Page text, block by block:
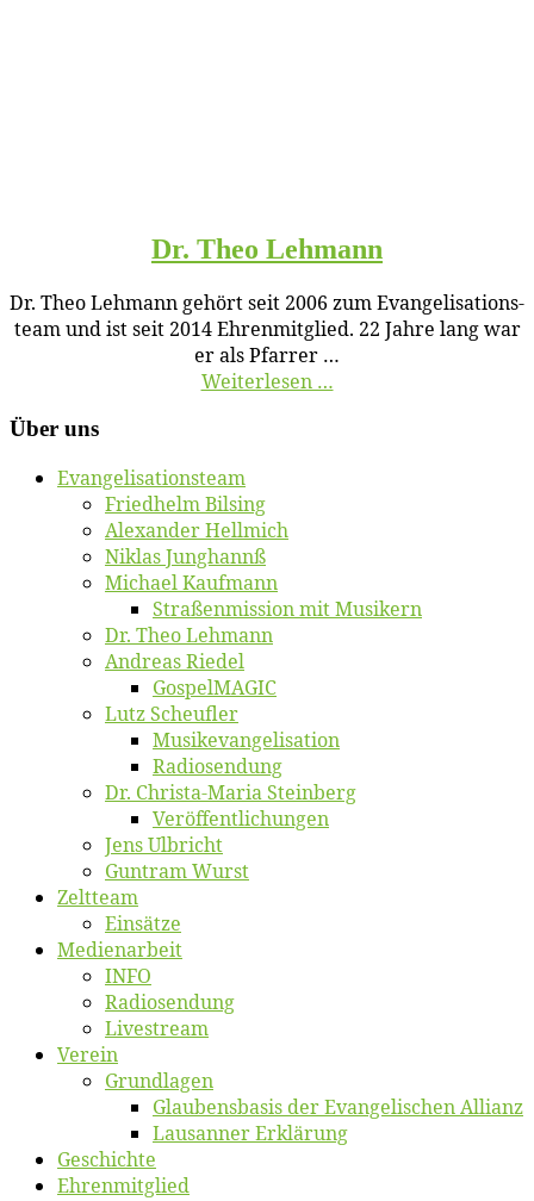
Dr. Theo Lehmann
Dr. Theo Leh­mann ge­hört seit 2006 zum Evan­ge­li­sa­ti­ons­
team und ist seit 2014 Eh­ren­mit­glied. 22 Jah­re lang war
er als Pfar­rer …
Wei­ter­le­sen …
Über uns
Evan­ge­li­sa­ti­ons­team
Fried­helm Bilsing
Alex­an­der Hellmich
Ni­klas Junghannß
Mi­cha­el Kaufmann
Stra­ßen­mis­si­on mit Musikern
Dr. Theo Lehmann
An­dre­as Riedel
Gos­pel­MA­GIC
Lutz Scheuf­ler
Mu­sik­evan­ge­li­sa­ti­on
Ra­dio­sen­dung
Dr. Chris­­ta-Ma­ria Steinberg
Ver­öf­fent­li­chun­gen
Jens Ulb­richt
Gun­tram Wurst
Zelt­team
Ein­sät­ze
Me­di­en­ar­beit
INFO
Ra­dio­sen­dung
Live­stream
Ver­ein
Grund­la­gen
Glaubens­ba­sis der Evan­ge­li­schen Allianz
Lausan­ner Erklärung
Ge­schich­te
Eh­ren­mit­glied